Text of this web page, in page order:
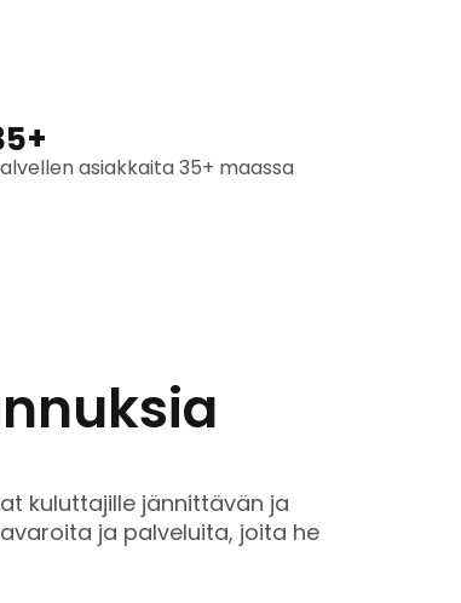
asiakkaita 35+ maassa
kuluttajille jännittävän ja
ja palveluita, joita he